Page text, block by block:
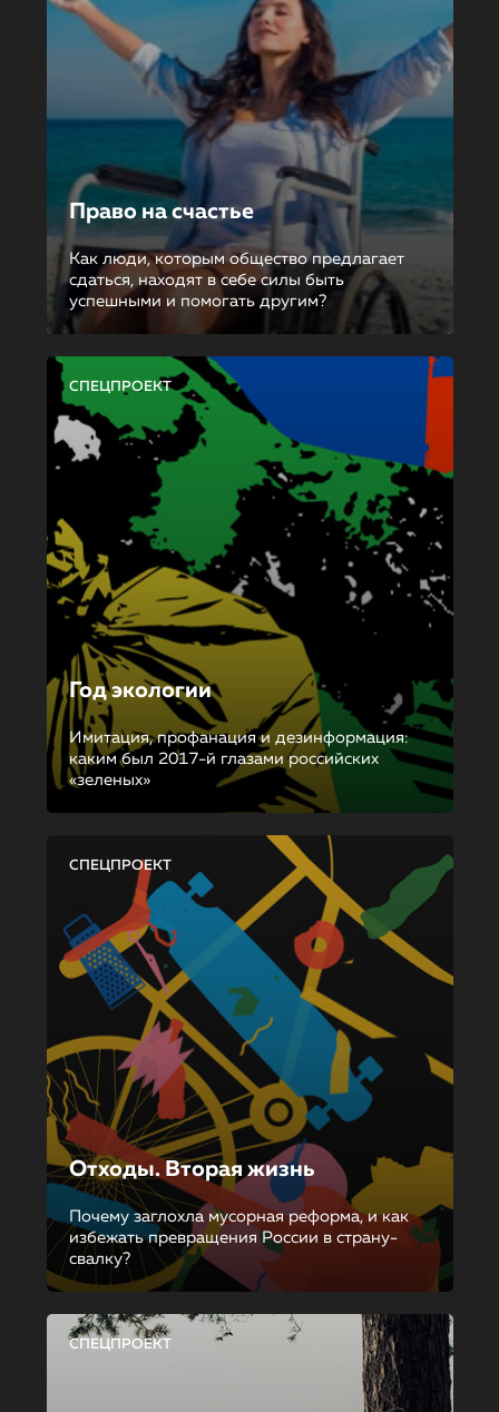
Право на счастье
Как люди, которым общество предлагает
сдаться, находят в себе силы быть
успешными и помогать другим?
СПЕЦПРОЕКТ
Год экологии
Имитация, профанация и дезинформация:
каким был 2017-й глазами российских
«зеленых»
СПЕЦПРОЕКТ
Отходы. Вторая жизнь
Почему заглохла мусорная реформа, и как
избежать превращения России в страну-
свалку?
СПЕЦПРОЕКТ